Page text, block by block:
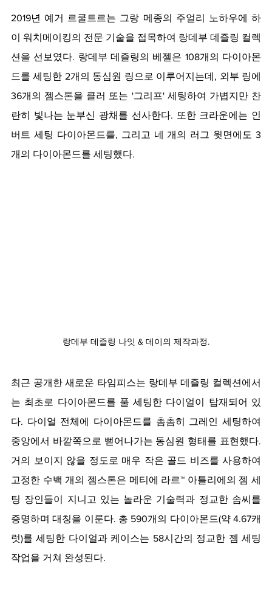
2019년 예거 르쿨트르는 그랑 메종의 주얼리 노하우에 하
이 워치메이킹의 전문 기술을 접목하여 랑데부 데즐링 컬렉
션을 선보였다. 랑데부 데즐링의 베젤은 108개의 다이아몬
드를 세팅한 2개의 동심원 링으로 이루어지는데, 외부 링에
36개의 젬스톤을 클러 또는 '그리프' 세팅하여 가볍지만 찬
란히 빛나는 눈부신 광채를 선사한다. 또한 크라운에는 인
버트 세팅 다이아몬드를, 그리고 네 개의 러그 윗면에도 3
개의 다이아몬드를 세팅했다.
랑데부 데즐링 나잇 & 데이의 제작과정.
최근 공개한 새로운 타임피스는 랑데부 데즐링 컬렉션에서
는 최초로 다이아몬드를 풀 세팅한 다이얼이 탑재되어 있
다. 다이얼 전체에 다이아몬드를 촘촘히 그레인 세팅하여
중앙에서 바깥쪽으로 뻗어나가는 동심원 형태를 표현했다.
거의 보이지 않을 정도로 매우 작은 골드 비즈를 사용하여
고정한 수백 개의 젬스톤은 메티에 라르™ 아틀리에의 젬 세
팅 장인들이 지니고 있는 놀라운 기술력과 정교한 솜씨를
증명하며 대칭을 이룬다. 총 590개의 다이아몬드(약 4.67캐
럿)를 세팅한 다이얼과 케이스는 58시간의 정교한 젬 세팅
작업을 거쳐 완성된다.